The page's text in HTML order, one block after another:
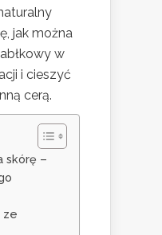
jak można
w
i cieszyć
cerą.
skórę –
ze